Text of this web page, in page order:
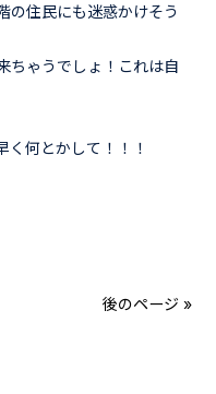
の住民にも迷惑かけそう
ちゃうでしょ！これは自
く何とかして！！！
後のページ »